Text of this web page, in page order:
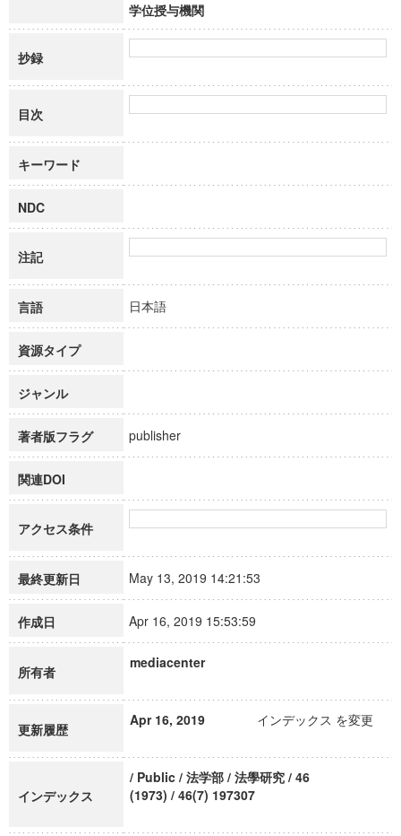
学位授与機関
抄録
目次
キーワード
NDC
注記
言語 日本語
資源タイプ
ジャンル
著者版フラグ publisher
関連DOI
アクセス条件
最終更新日 May 13, 2019 14:21:53
作成日 Apr 16, 2019 15:53:59
所有者
mediacenter
更新履歴
Apr 16, 2019 インデックス を変更
インデックス
/ Public / 法学部 / 法學研究 / 46
(1973) / 46(7) 197307